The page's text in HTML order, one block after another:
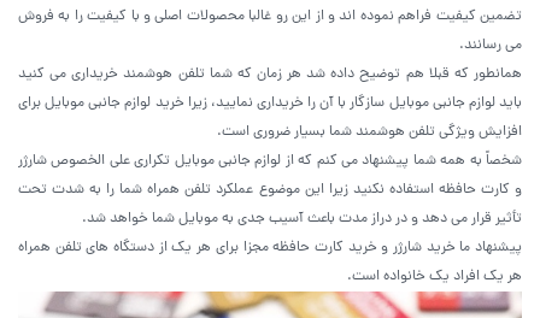
تضمین کیفیت فراهم نموده اند و از این رو غالبا محصولات اصلی و با کیفیت را به فروش
می رسانند.
همانطور که قبلا هم توضیح داده شد هر زمان که شما تلفن هوشمند خریداری می کنید
باید لوازم جانبی موبایل سازگار با آن را خریداری نمایید، زیرا خرید لوازم جانبی موبایل برای
افزایش ویژگی تلفن هوشمند شما بسیار ضروری است.
شخصاً به همه شما پیشنهاد می کنم که از لوازم جانبی موبایل تکراری علی الخصوص شارژر
و کارت حافظه استفاده نکنید زیرا این موضوع عملکرد تلفن همراه شما را به شدت تحت
تأثیر قرار می دهد و در دراز مدت باعث آسیب جدی به موبایل شما خواهد شد.
پیشنهاد ما خرید شارژر و خرید کارت حافظه مجزا برای هر یک از دستگاه های تلفن همراه
هر یک افراد یک خانواده است.